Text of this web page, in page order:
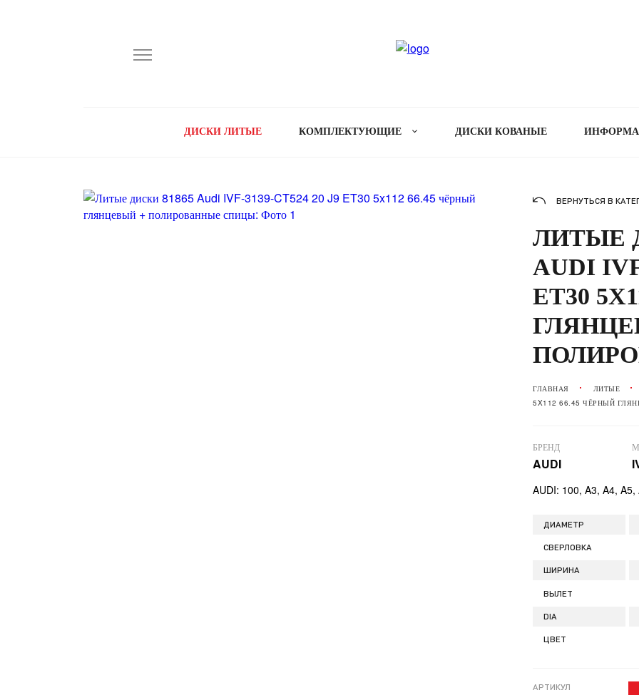
ДИСКИ ЛИТЫЕ КОМПЛЕКТУЮЩИЕ ДИСКИ КОВАНЫЕ
ВЕРНУТЬСЯ В
ЛИТЫЕ
AUDI
ET30
ГЛАВНАЯ ЛИТЫЕ
5X112 66.45 ЧЁРНЫЙ
БРЕНД
AUDI
AUDI: 100, A3, A4,
ДИАМЕТР
СВЕРЛОВКА
ШИРИНА
ВЫЛЕТ
DIA
ЦВЕТ
АРТИКУЛ